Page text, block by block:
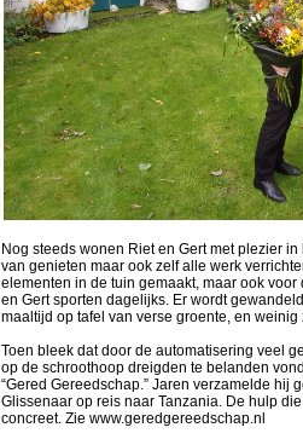
Nog steeds wonen Riet en Gert met plezier
van genieten maar ook zelf alle werk
elementen in de tuin gemaakt, maar ook
en Gert sporten dagelijks. Er wordt
maaltijd op tafel van verse groente, en weinig
Toen bleek dat door de automatisering veel
op de schroothoop dreigden te belanden
“Gered Gereedschap.” Jaren verzamelde hij
Glissenaar op reis naar Tanzania. De hulp
concreet. Zie www.geredgereedschap.nl